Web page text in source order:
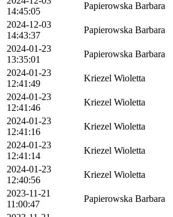
14:45:05
Papierowska Barbara
2024-12-03
14:43:37
Papierowska Barbara
2024-01-23
13:35:01
Papierowska Barbara
2024-01-23
12:41:49
Kriezel Wioletta
2024-01-23
12:41:46
Kriezel Wioletta
2024-01-23
12:41:16
Kriezel Wioletta
2024-01-23
12:41:14
Kriezel Wioletta
2024-01-23
12:40:56
Kriezel Wioletta
2023-11-21
11:00:47
Papierowska Barbara